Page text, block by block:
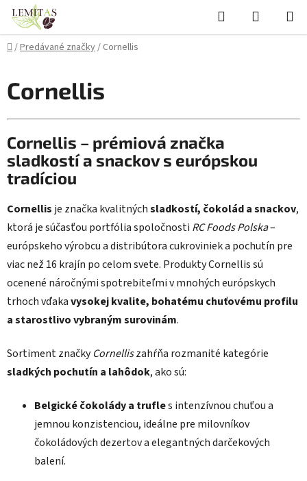
Prejsť
obsah
Hľadať
KOŠÍK
Domov
/Predávané značky/ Cornellis
Cornellis
Cornellis – prémiová značka
sladkostí a snackov s európskou
tradíciou
Cornellisje značka kvalitnýchsladkostí, čokolád a snackov,
ktorá je súčasťou portfólia spoločnosti RC Foods Polska–
európskeho výrobcu a distribútora cukroviniek a pochutín pre
viac než 16 krajín po celom svete. Produkty Cornellis sú
ocenené náročnými spotrebiteľmi v mnohých európskych
trhoch vďakavysokej kvalite, bohatému chuťovému profilu
a starostlivo vybraným surovinám.
Sortiment značkyCornelliszahŕňa rozmanité kategórie
sladkých pochutín a lahôdok, ako sú:
Belgické čokolády a trufles intenzívnou chuťou a
jemnou konzistenciou, ideálne pre milovníkov
čokoládových dezertov a elegantných darčekových
balení.